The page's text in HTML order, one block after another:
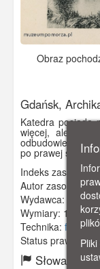
Obraz
Gdańsk,
Katedra posiada
więcej, ale
odbudowie
po prawej stronie.
Indeks zasobu:
Autor zasobu:
Wydawca:
Wymiary: 140 x
Technika:
Status prawny:
Słowa